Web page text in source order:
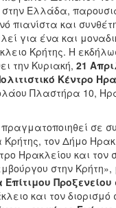
Ελλάδα,
πιανίστα και
για ένα και
Κρήτης. Η
την Κυριακή, 21
Κέντρο
Πλαστήρα 10,
σε
Κρήτης, τον Δήμο
Ηρακλείου και τον
στην
και τον διορισμό